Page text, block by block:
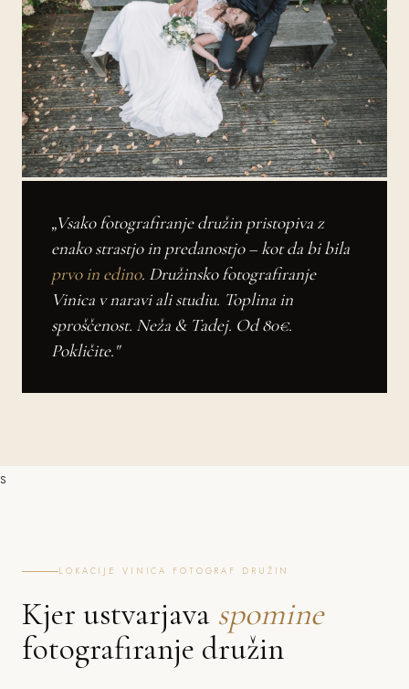
„Vsako fotografiranje družin pristopiva z
enako strastjo in predanostjo – kot da bi bila
prvo in edino. Družinsko fotografiranje
Vinica v naravi ali studiu. Toplina in
sproščenost. Neža & Tadej. Od 80€.
Pokličite."
s
LOKACIJE VINICA FOTOGRAF DRUŽIN
Kjer ustvarjava spomine
fotografiranje družin